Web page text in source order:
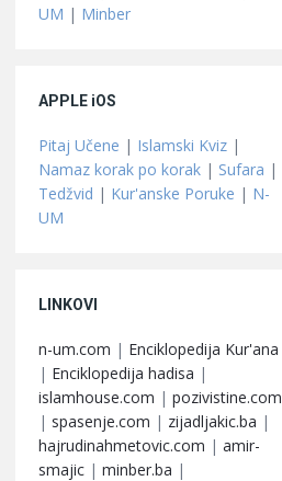
UM | Minber
APPLE iOS
Pitaj Učene | Islamski Kviz |
Namaz korak po korak | Sufara |
Tedžvid | Kur'anske Poruke | N-
UM
LINKOVI
n-um.com | Enciklopedija Kur'ana
| Enciklopedija hadisa |
islamhouse.com | pozivistine.com
| spasenje.com | zijadljakic.ba |
hajrudinahmetovic.com | amir-
smajic | minber.ba |